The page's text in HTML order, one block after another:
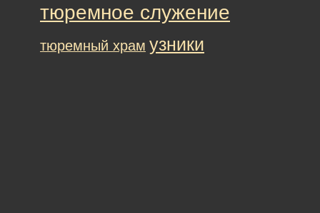
тюремное служение
тюремный храм узники